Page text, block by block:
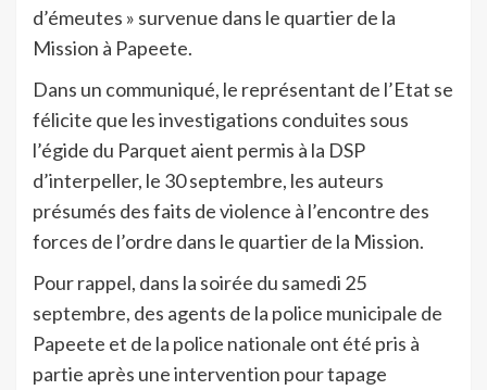
d’émeutes » survenue dans le quartier de la
Mission à Papeete.
Dans un communiqué, le représentant de l’Etat se
félicite que les investigations conduites sous
l’égide du Parquet aient permis à la DSP
d’interpeller, le 30 septembre, les auteurs
présumés des faits de violence à l’encontre des
forces de l’ordre dans le quartier de la Mission.
Pour rappel, dans la soirée du samedi 25
septembre, des agents de la police municipale de
Papeete et de la police nationale ont été pris à
partie après une intervention pour tapage